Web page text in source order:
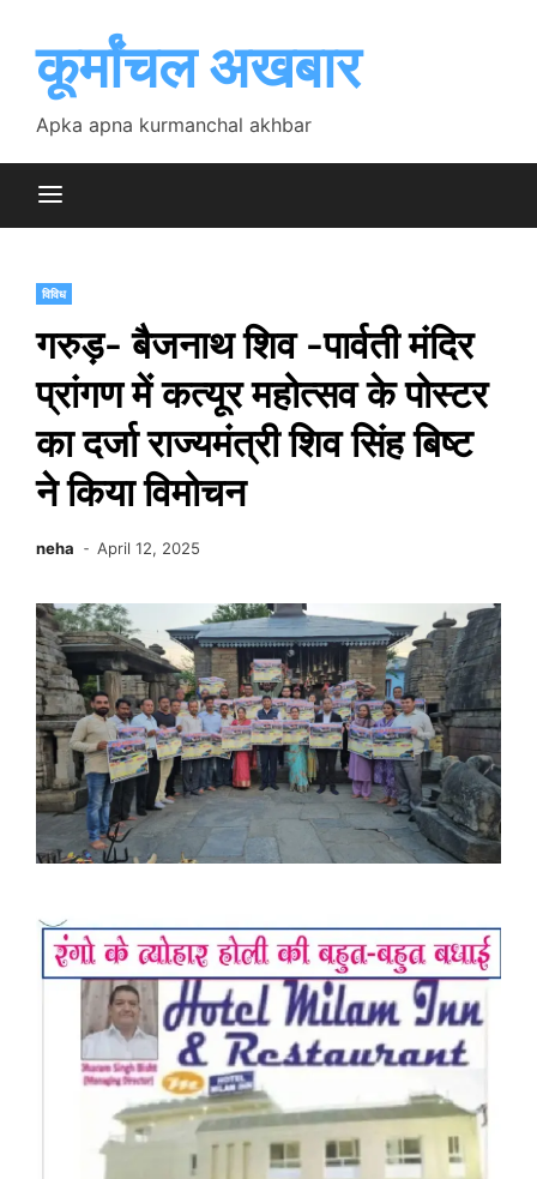
contentकूर्मांचल अखबार
Apka apna kurmanchal akhbar
विविध
गरुड़- बैजनाथ शिव -पार्वती मंदिर
प्रांगण में कत्यूर महोत्सव के पोस्टर
का दर्जा राज्यमंत्री शिव सिंह बिष्ट
ने किया विमोचन
neha April 12, 2025